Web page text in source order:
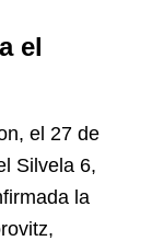
el
el 27 de
Silvela 6,
la